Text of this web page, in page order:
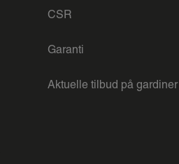
CSR
Garanti
Aktuelle tilbud på gardiner